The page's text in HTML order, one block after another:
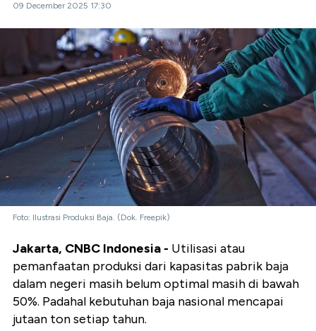
09 December 2025 17:30
Foto: Ilustrasi Produksi Baja. (Dok. Freepik)
Jakarta, CNBC Indonesia - Utilisasi atau
pemanfaatan produksi dari kapasitas pabrik baja
dalam negeri masih belum optimal masih di bawah
50%. Padahal kebutuhan baja nasional mencapai
jutaan ton setiap tahun.